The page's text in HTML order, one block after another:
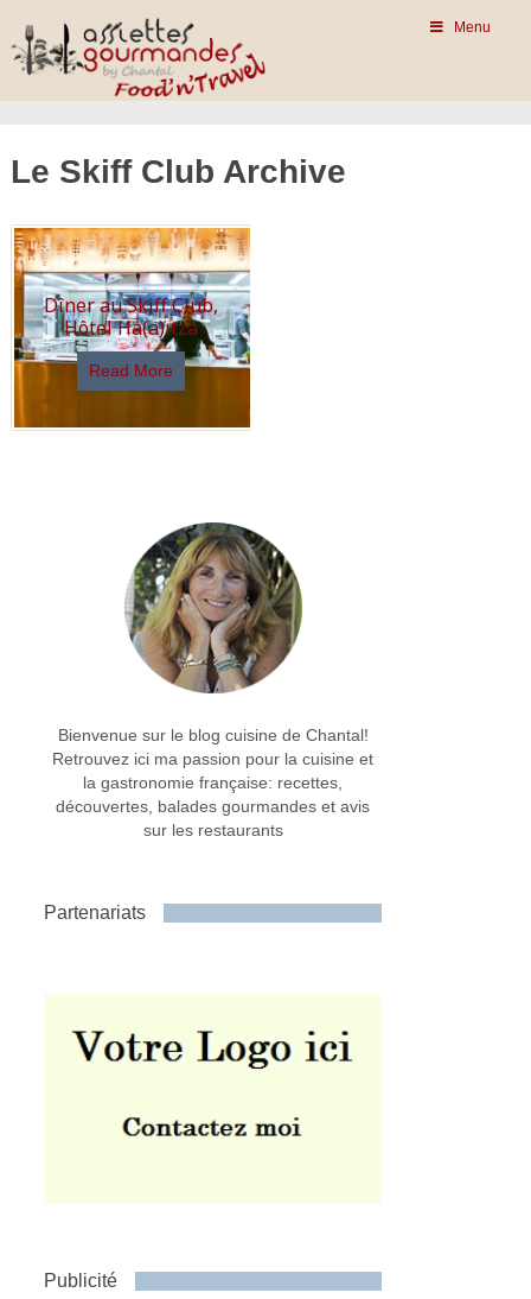
Menu
Le Skiff Club Archive
Dîner au Skiff Club,
Hôtel Ha(a)ïtza
Read More
Bienvenue sur le blog cuisine de Chantal!
Retrouvez ici ma passion pour la cuisine et
la gastronomie française: recettes,
découvertes, balades gourmandes et avis
sur les restaurants
Partenariats
Publicité